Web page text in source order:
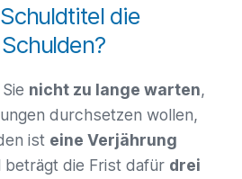
die
nicht zu lange warten,
durchsetzen wollen,
ist eine Verjährung
beträgt die Frist dafür drei